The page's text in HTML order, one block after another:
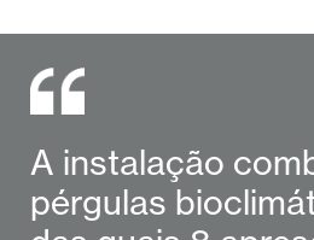
A instalação
pérgulas